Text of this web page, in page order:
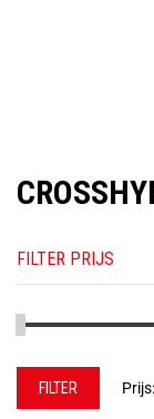
FILTER PRIJS
Min.
Max.FILTER Prijs: